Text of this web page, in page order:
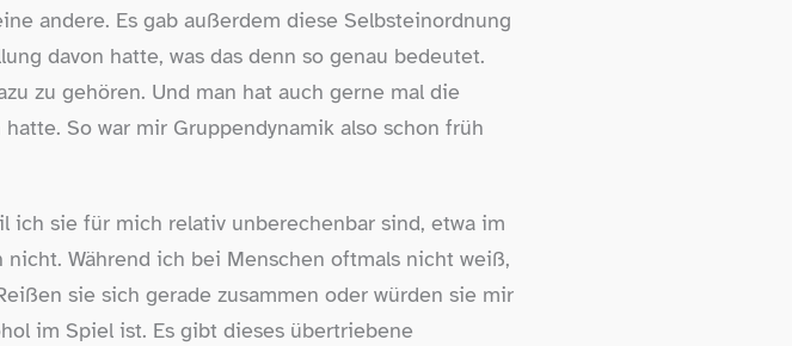
andere. Es gab außerdem diese Selbsteinordnung
davon hatte, was das denn so genau bedeutet.
zu gehören. Und man hat auch gerne mal die
So war mir Gruppendynamik also schon früh
ich sie für mich relativ unberechenbar sind, etwa im
Während ich bei Menschen oftmals nicht weiß,
sie sich gerade zusammen oder würden sie mir
im Spiel ist. Es gibt dieses übertriebene